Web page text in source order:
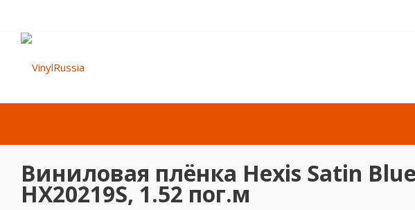
Виниловая плёнка Hexis Satin
HX20219S, 1.52 пог.м